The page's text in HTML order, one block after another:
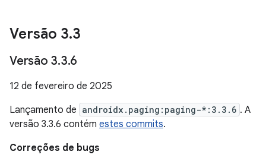
Versão 3.3
Versão 3.3.6
12 de fevereiro de 2025
Lançamento de androidx.paging:paging-*:3.3.6 . A
versão 3.3.6 contém estes commits.
Correções de bugs